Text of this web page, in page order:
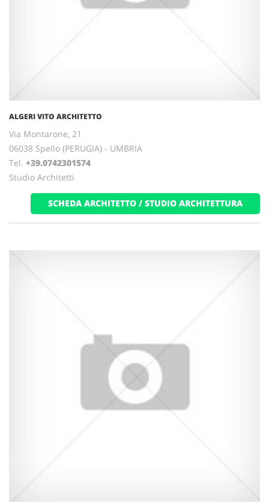
ALGERI VITO ARCHITETTO
Via Montarone, 21
06038 Spello (PERUGIA) - UMBRIA
Tel. +39.0742301574
Studio Architetti
SCHEDA ARCHITETTO / STUDIO ARCHITETTURA